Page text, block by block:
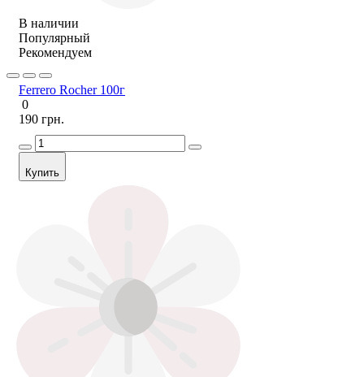
В наличии
Популярный
Рекомендуем
Ferrero Rocher 100г
0
190 грн.
Купить